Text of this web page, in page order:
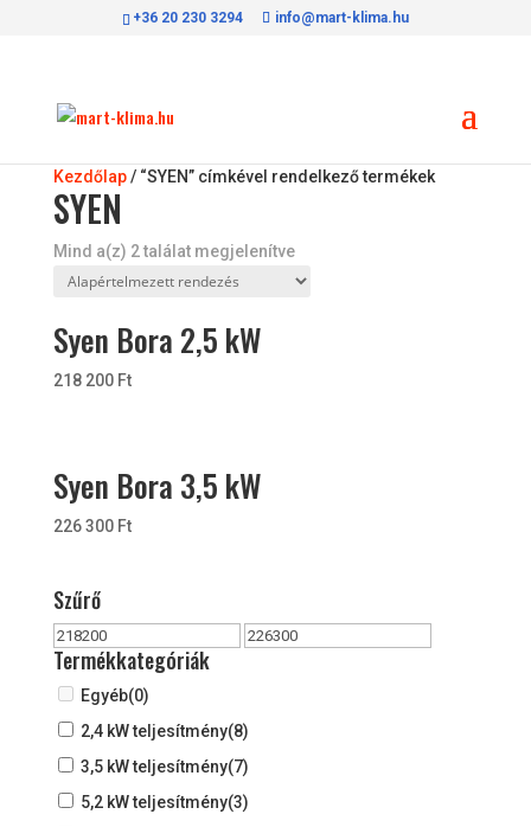
+36 20 230 3294 info@mart-klima.hu
Kezdőlap/ “SYEN” címkével rendelkező termékek
SYEN
Mind a(z) 2 találat megjelenítve
Syen Bora 2,5 kW
218 200 Ft
Syen Bora 3,5 kW
226 300 Ft
Szűrő
Termékkategóriák
Egyéb(0)
2,4 kW teljesítmény(8)
3,5 kW teljesítmény(7)
5,2 kW teljesítmény(3)